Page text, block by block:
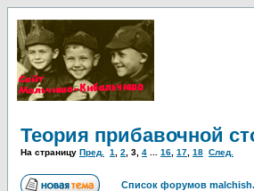
Теория прибавочной
На страницу Пред. 1 2 3 4 16 17 18 След.
Список форумов